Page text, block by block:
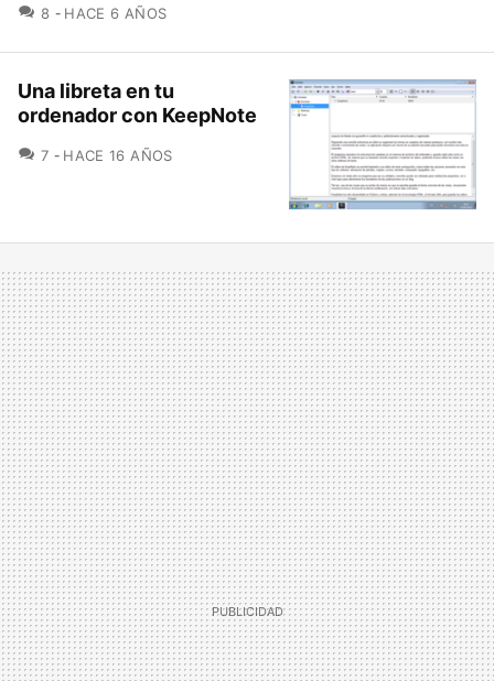
8 COMENTARIOS
HACE 6 AÑOS
Una libreta en tu
ordenador con KeepNote
7 COMENTARIOS
HACE 16 AÑOS